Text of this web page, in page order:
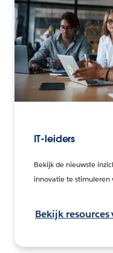
IT-leiders
Bekijk de nieuwste
innovatie te stimuleren
Bekijk